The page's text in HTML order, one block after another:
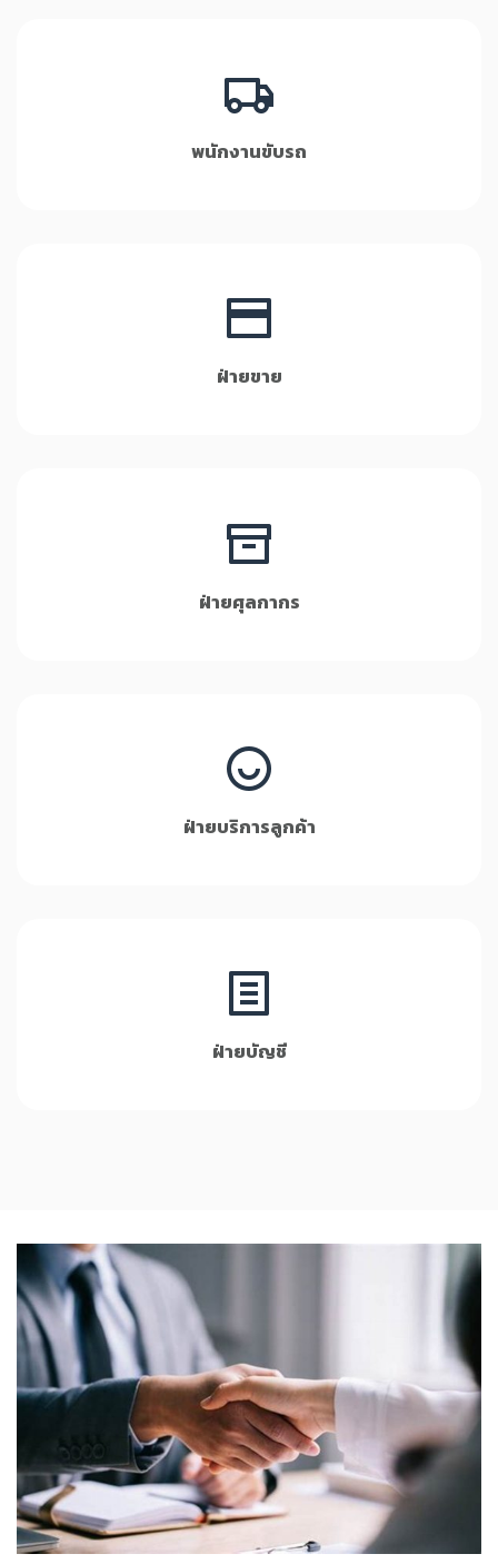
พนักงานขับรถ
ฝ่ายขาย
ฝ่ายศุลกากร
ฝ่ายบริการลูกค้า
ฝ่ายบัญชี